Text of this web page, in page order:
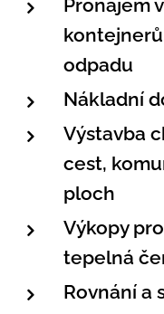
Pronájem
odpadu
Nákladní
Výstavba
cest,
ploch
Výkopy
tepelná
Rovnání a